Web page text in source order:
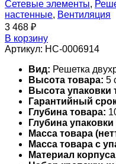
Сетевые элементы,
настенные, Вентиляция
3 468 ₽
В корзину
Артикул: НС-0006914
Вид: Решетка
Высота товара: 5
Высота упаковки
Гарантийный
Глубина товара:
Глубина
Масса товара
Масса товара с
Материал